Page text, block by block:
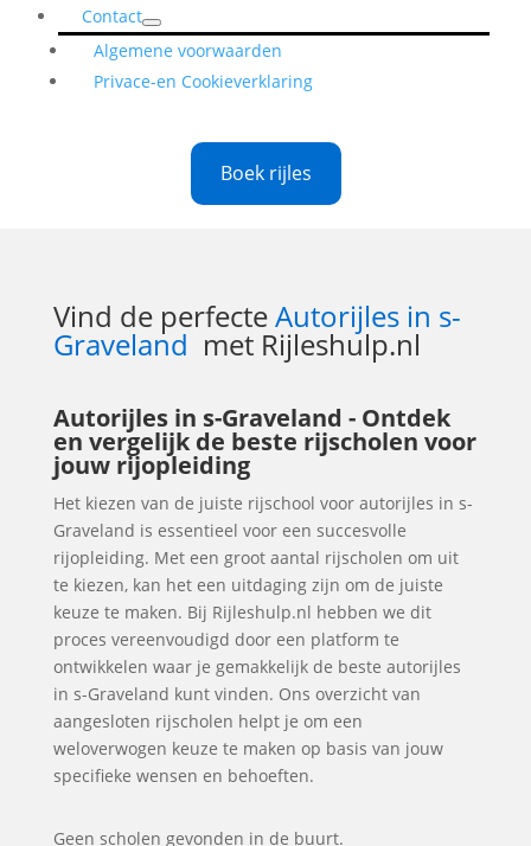
Contact
Algemene voorwaarden
Privace-en Cookieverklaring
Boek rijles
Vind de perfecteAutorijles in s-
Graveland met Rijleshulp.nl
Autorijles in s-Graveland - Ontdek
en vergelijk de beste rijscholen voor
jouw rijopleiding
Het kiezen van de juiste rijschool voor autorijles in s-
Graveland is essentieel voor een succesvolle
rijopleiding. Met een groot aantal rijscholen om uit
te kiezen, kan het een uitdaging zijn om de juiste
keuze te maken. Bij Rijleshulp.nl hebben we dit
proces vereenvoudigd door een platform te
ontwikkelen waar je gemakkelijk de beste autorijles
in s-Graveland kunt vinden. Ons overzicht van
aangesloten rijscholen helpt je om een
weloverwogen keuze te maken op basis van jouw
specifieke wensen en behoeften.
Geen scholen gevonden in de buurt.